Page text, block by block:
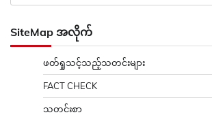
SiteMap အလိုက်
ဖတ်ရှုသင့်သည့်သတင်းများ
FACT CHECK
သတင်းစာ